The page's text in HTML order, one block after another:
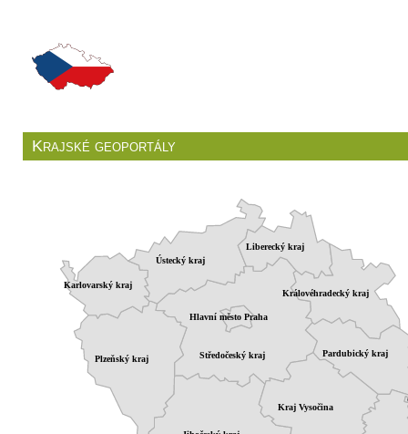
Krajské geoportály
Středočeský kraj
Plzeňský kraj
Kraj Vysočina
Ústecký kraj
Pardubický kraj
Liberecký kraj
Karlovarský kraj
Královéhradecký kraj
Hlavní město Praha